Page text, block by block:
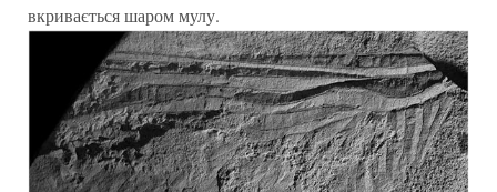
вкривається шаром мулу.